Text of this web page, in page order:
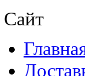
Сайт